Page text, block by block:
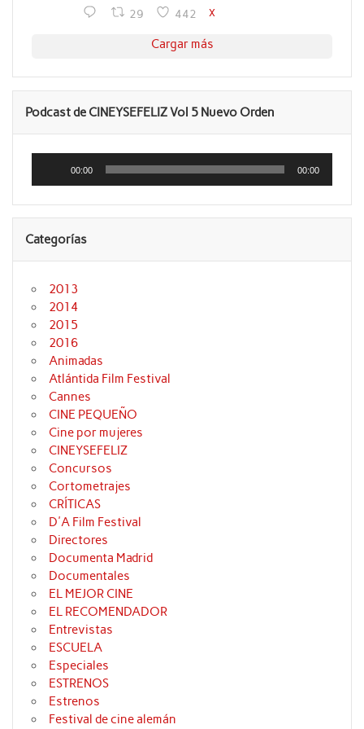
29 442 X
Cargar más
Podcast de CINEYSEFELIZ Vol 5 Nuevo Orden
Reproductor
audio
00:00 00:00
Categorías
2013
2014
2015
2016
Animadas
Atlántida Film Festival
Cannes
CINE PEQUEÑO
Cine por mujeres
CINEYSEFELIZ
Concursos
Cortometrajes
CRÍTICAS
D'A Film Festival
Directores
Documenta Madrid
Documentales
EL MEJOR CINE
EL RECOMENDADOR
Entrevistas
ESCUELA
Especiales
ESTRENOS
Estrenos
Festival de cine alemán